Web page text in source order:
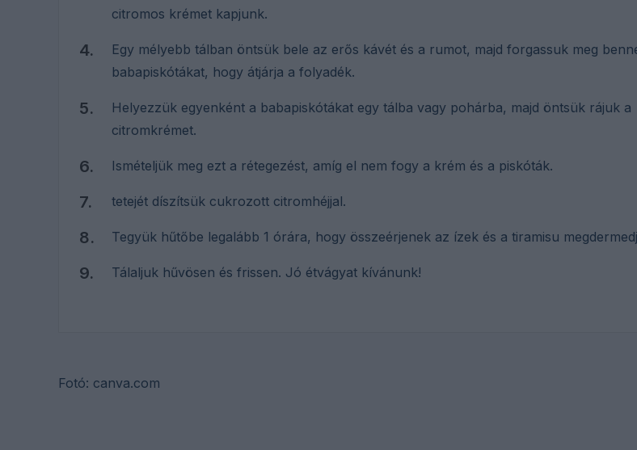
citromos krémet kapjunk.
Egy mélyebb tálban öntsük bele az erős kávét és a rumot, majd forgassuk meg
babapiskótákat, hogy átjárja a folyadék.
Helyezzük egyenként a babapiskótákat egy tálba vagy pohárba, majd öntsük rájuk a
citromkrémet.
Ismételjük meg ezt a rétegezést, amíg el nem fogy a krém és a piskóták.
tetejét díszítsük cukrozott citromhéjjal.
Tegyük hűtőbe legalább 1 órára, hogy összeérjenek az ízek és a tiramisu
Tálaljuk hűvösen és frissen. Jó étvágyat kívánunk!
Fotó: canva.com